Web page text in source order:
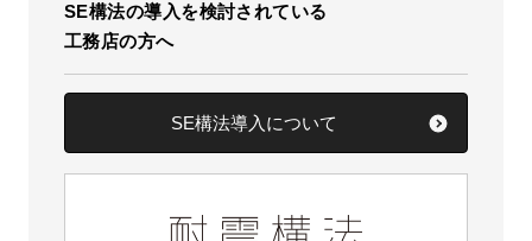
SE構法の導入を検討されている
工務店の方へ
SE構法導入について